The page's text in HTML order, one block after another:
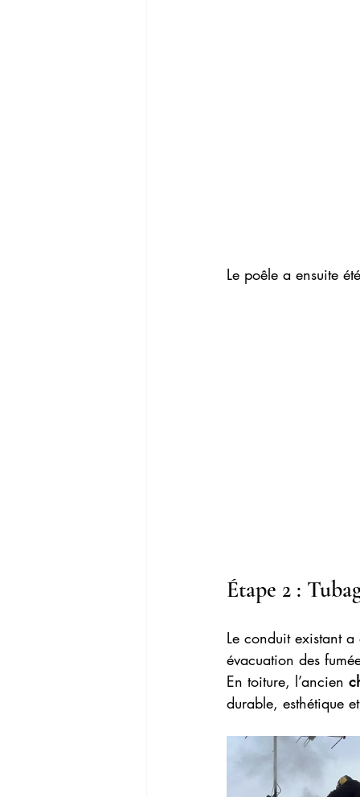
Le poêle a ensuite
Étape 2 :
Le conduit existant
évacuation des
En toiture, l’ancien
durable, esthétique